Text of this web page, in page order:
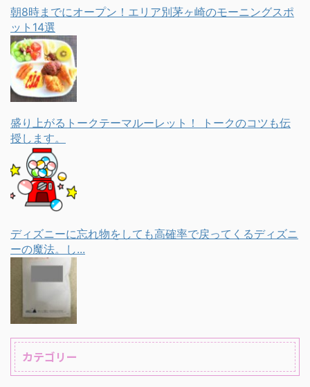
朝8時までにオープン！エリア別茅ヶ崎のモーニングスポ
ット14選
盛り上がるトークテーマルーレット！ トークのコツも伝
授します。
ディズニーに忘れ物をしても高確率で戻ってくるディズニ
ーの魔法。し...
カテゴリー